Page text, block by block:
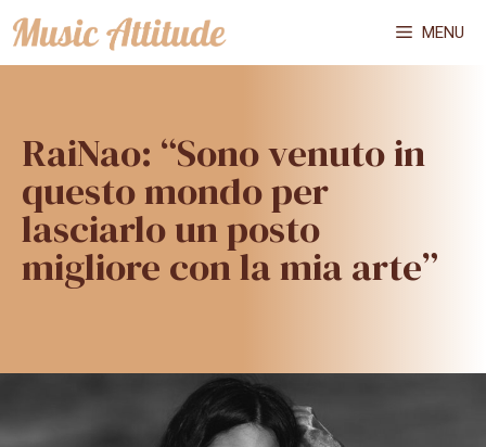
Vai
al
MENU
RaiNao: “Sono venuto in
questo mondo per
lasciarlo un posto
migliore con la mia arte”